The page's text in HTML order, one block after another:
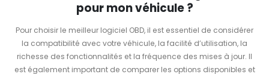
pour mon véhicule ?
Pour choisir le meilleur logiciel OBD, il est essentiel de considérer
la compatibilité avec votre véhicule, la facilité d’utilisation, la
richesse des fonctionnalités et la fréquence des mises à jour. Il
est également important de comparer les options disponibles et